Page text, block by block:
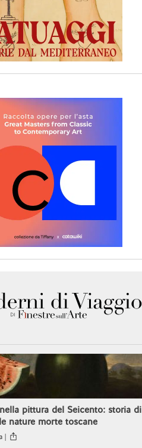
pittura del Seicento: storia di
nature morte toscane
|